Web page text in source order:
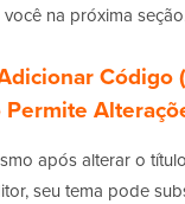
na próxima
Código
Permite
após alterar o
seu tema pode